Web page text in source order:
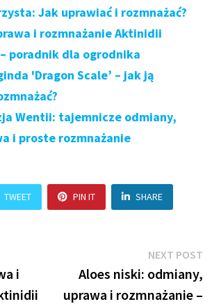
Jak uprawiać i rozmnażać?
i rozmnażanie Aktinidii
poradnik dla ogrodnika
'Dragon Scale’ – jak ją
Wentii: tajemnicze odmiany,
i proste rozmnażanie
TWEET PIN IT SHARE
i
NEXT POST
Aloes niski: odmiany,
uprawa i rozmnażanie –